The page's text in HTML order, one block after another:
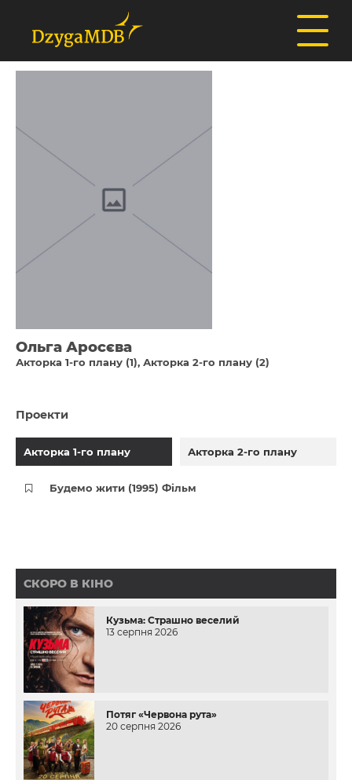
Ольга Аросєва
Акторка 1-го плану (1) Акторка 2-го плану (2)
Проекти
Акторка 1-го плану Акторка 2-го плану
Будемо жити (1995) Фільм
СКОРО В КІНО
Кузьма: Страшно веселий
13 серпня 2026
Потяг «Червона рута»
20 серпня 2026